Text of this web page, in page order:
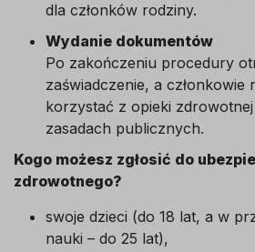
dla członków rodziny.
Wydanie dokumentów
Po zakończeniu procedury
zaświadczenie, a członkowie
korzystać z opieki
zasadach publicznych.
Kogo możesz zgłosić do
zdrowotnego?
swoje dzieci (do 18 lat, a w
nauki – do 25 lat),